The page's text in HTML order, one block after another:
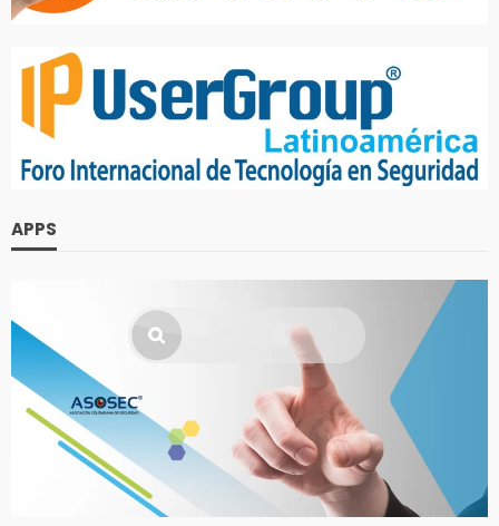
APPS